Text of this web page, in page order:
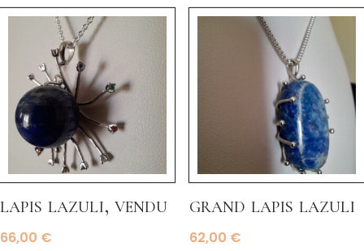
lapis lazuli, vendu
66,00 €
grand lapis lazuli
62,00 €